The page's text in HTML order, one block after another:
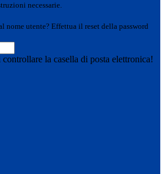
necessarie.
nome utente? Effettua il reset della password
la casella di posta elettronica!